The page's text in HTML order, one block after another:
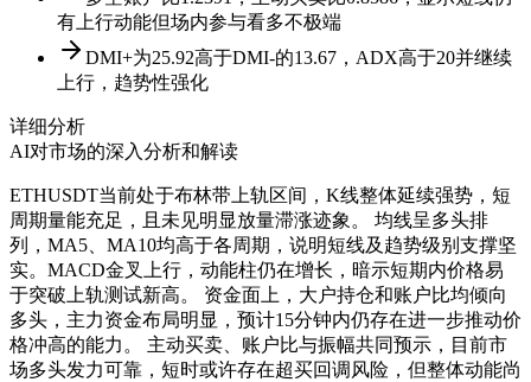
有上行动能但场内参与看多不极端
DMI+为25.92高于DMI-的13.67，ADX高于20并继续
上行，趋势性强化
详细分析
AI对市场的深入分析和解读
ETHUSDT当前处于布林带上轨区间，K线整体延续强势，短
周期量能充足，且未见明显放量滞涨迹象。 均线呈多头排
列，MA5、MA10均高于各周期，说明短线及趋势级别支撑坚
实。MACD金叉上行，动能柱仍在增长，暗示短期内价格易
于突破上轨测试新高。 资金面上，大户持仓和账户比均倾向
多头，主力资金布局明显，预计15分钟内仍存在进一步推动价
格冲高的能力。 主动买卖、账户比与振幅共同预示，目前市
场多头发力可靠，短时或许存在超买回调风险，但整体动能尚